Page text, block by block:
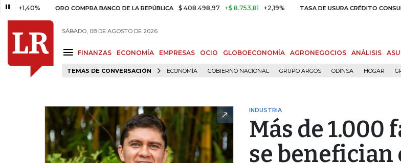
ORO COMPRA BANCO DE LA REPÚBLICA $ 408.498,97 +$ 8.753,81 +2,19% TASA DE USURA CRÉDITO CONSUMO
SÁBADO, 08 DE AGOSTO DE 2026
FINANZAS ECONOMÍA EMPRESAS OCIO GLOBOECONOMÍA AGRONEGOCIOS ANÁLISIS
TEMAS DE CONVERSACIÓN ECONOMÍA GOBIERNO NACIONAL GRUPO ARGOS ODINSA HOGAR
INDUSTRIA
Más de
se benefician